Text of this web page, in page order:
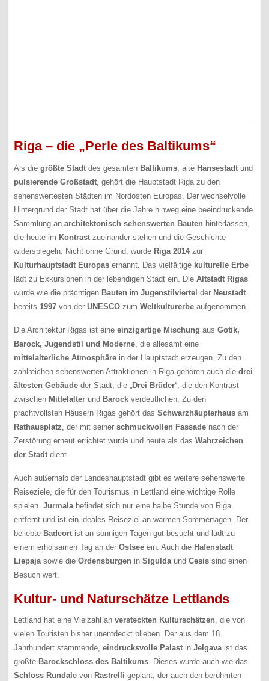
Riga – die „Perle des Baltikums“
Als diegrößte Stadt des gesamten Baltikums , alte Hansestadt und
pulsierende Großstadt , gehört die Hauptstadt Riga zu den
sehenswertesten Städten im Nordosten Europas. Der wechselvolle
Hintergrund der Stadt hat über die Jahre hinweg eine beeindruckende
Sammlung anarchitektonisch sehenswerten Bauten hinterlassen,
die heute im Kontrast zueinander stehen und die Geschichte
widerspiegeln. Nicht ohne Grund, wurde Riga 2014zur
Kulturhauptstadt Europas ernannt. Das vielfältige kulturelle Erbe
lädt zu Exkursionen in der lebendigen Stadt ein. DieAltstadt Rigas
wurde wie die prächtigen Bauten imJugenstilviertel der Neustadt
bereits 1997 von derUNESCO zumWeltkulturerbe aufgenommen.
Die Architektur Rigas ist eineeinzigartige Mischung ausGotik,
Barock, Jugendstil und Moderne , die allesamt eine
mittelalterliche Atmosphäre in der Hauptstadt erzeugen. Zu den
zahlreichen sehenswerten Attraktionen in Riga gehören auch diedrei
ältesten Gebäude der Stadt, die „ Drei Brüder“, die den Kontrast
zwischen Mittelalter und Barock verdeutlichen. Zu den
prachtvollsten Häusern Rigas gehört dasSchwarzhäupterhaus am
Rathausplatz , der mit seinerschmuckvollen Fassade nach der
Zerstörung erneut errichtet wurde und heute als dasWahrzeichen
der Stadt dient.
Auch außerhalb der Landeshauptstadt gibt es weitere sehenswerte
Reiseziele, die für den Tourismus in Lettland eine wichtige Rolle
spielen.Jurmalabefindet sich nur eine halbe Stunde von Riga
entfernt und ist ein ideales Reiseziel an warmen Sommertagen. Der
beliebte Badeort ist an sonnigen Tagen gut besucht und lädt zu
einem erholsamen Tag an derOstsee ein. Auch die Hafenstadt
Liepajasowie dieOrdensburgen inSiguldaundCesis sind einen
Besuch wert.
Kultur- und Naturschätze Lettlands
Lettland hat eine Vielzahl anversteckten Kulturschätzen, die von
vielen Touristen bisher unentdeckt blieben. Der aus dem 18.
Jahrhundert stammende,eindrucksvolle Palast inJelgavaist das
größte Barockschloss des Baltikums. Dieses wurde auch wie das
Schloss Rundale von Rastrelli geplant, der auch den berühmten